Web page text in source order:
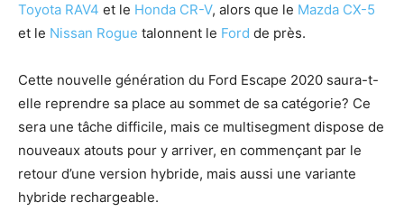
Toyota RAV4 et le Honda CR-V, alors que le Mazda CX-5
et le Nissan Rogue talonnent le Ford de près.
Cette nouvelle génération du Ford Escape 2020 saura-t-
elle reprendre sa place au sommet de sa catégorie? Ce
sera une tâche difficile, mais ce multisegment dispose de
nouveaux atouts pour y arriver, en commençant par le
retour d’une version hybride, mais aussi une variante
hybride rechargeable.